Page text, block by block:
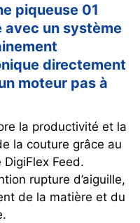
piqueuse 01
avec un système
directement
moteur pas à
la productivité et la
la couture grâce au
DigiFlex Feed.
rupture d’aiguille,
de la matière et du